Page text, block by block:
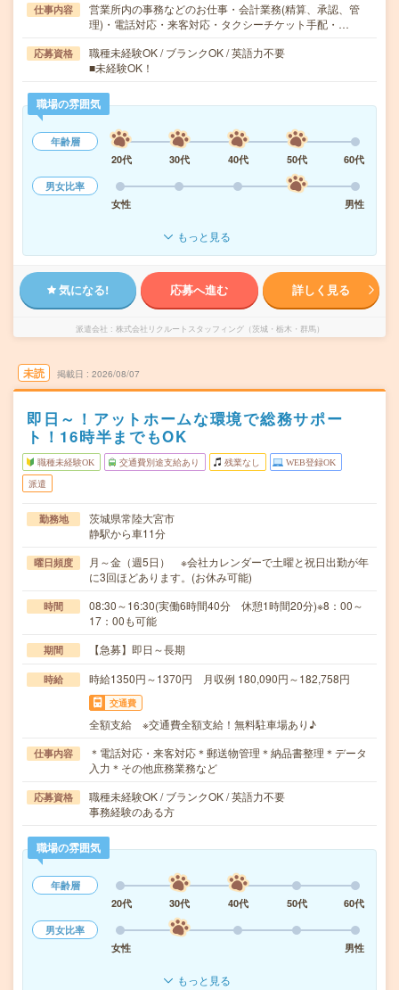
仕事内容
営業所内の事務などのお仕事・会計業務(精算、承認、管
理)・電話対応・来客対応・タクシーチケット手配・…
応募資格
職種未経験OK / ブランクOK / 英語力不要
■未経験OK！
職場の雰囲気
年齢層
20代
30代 40代 50代
60代
男女比率
女性
男性
もっと見る
気になる! 応募へ進む 詳しく見る
派遣会社 株式会社リクルートスタッフィング（茨城・栃木・群馬）
未読 掲載日 2026/08/07
即日～！アットホームな環境で総務サポー
ト！16時半までもOK
職種未経験OK 交通費別途支給あり 残業なし WEB登録OK
派遣
勤務地
茨城県常陸大宮市
静駅から車11分
曜日頻度
月～金（週5日） ※会社カレンダーで土曜と祝日出勤が年
に3回ほどあります。(お休み可能)
時間
08:30～16:30(実働6時間40分 休憩1時間20分)※8：00～
17：00も可能
期間 【急募】即日～長期
時給 時給1350円～1370円 月収例 180,090円～182,758円
交通費
全額支給 ※交通費全額支給！無料駐車場あり♪
仕事内容
＊電話対応・来客対応＊郵送物管理＊納品書整理＊データ
入力＊その他庶務業務など
応募資格
職種未経験OK / ブランクOK / 英語力不要
事務経験のある方
職場の雰囲気
年齢層
20代
30代 40代 50代
60代
男女比率
女性
男性
もっと見る